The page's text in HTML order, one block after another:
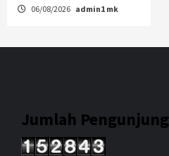
06/08/2026 admin1 mk
Jumlah Pengunjung